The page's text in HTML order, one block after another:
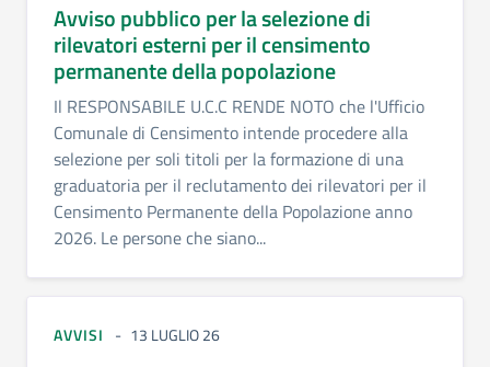
Avviso pubblico per la selezione di
rilevatori esterni per il censimento
permanente della popolazione
Il RESPONSABILE U.C.C RENDE NOTO che l'Ufficio
Comunale di Censimento intende procedere alla
selezione per soli titoli per la formazione di una
graduatoria per il reclutamento dei rilevatori per il
Censimento Permanente della Popolazione anno
2026. Le persone che siano...
AVVISI 13 LUGLIO 26